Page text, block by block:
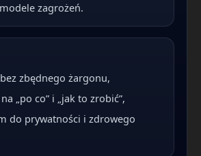
zagrożeń.
zbędnego żargonu,
„po co” i „jak to zrobić”,
do prywatności i zdrowego